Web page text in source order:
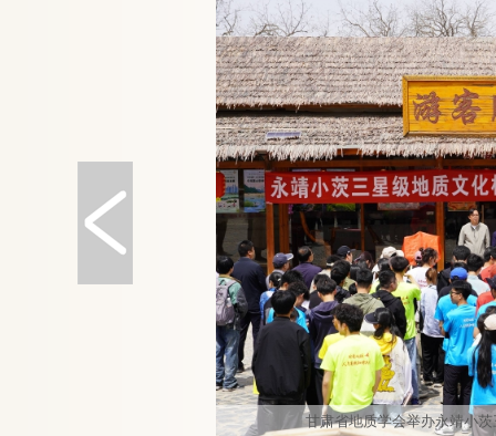
甘肃省地质学会举办永靖小